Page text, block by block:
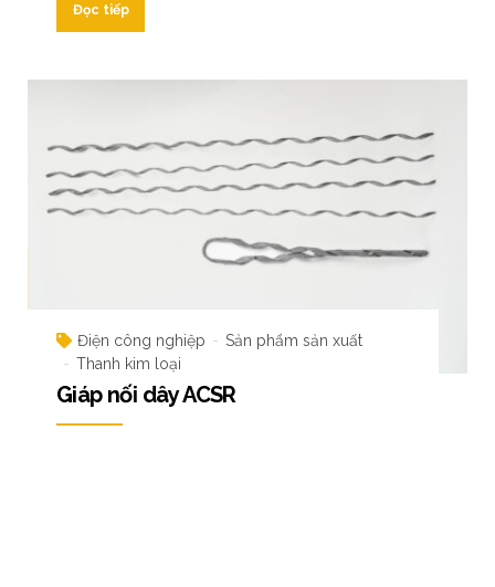
Đọc tiếp
Điện công nghiệp
Sản phẩm sản xuất
Thanh kim loại
Giáp nối dây ACSR